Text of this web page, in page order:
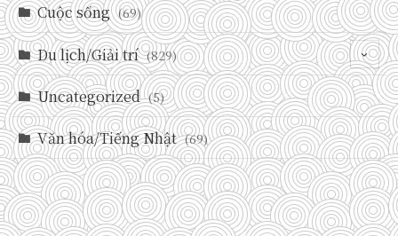
Cuộc sống (69)
Du lịch/Giải trí (829)
(146)
(71)
(237)
(588)
Uncategorized (5)
Văn hóa/Tiếng Nhật (69)